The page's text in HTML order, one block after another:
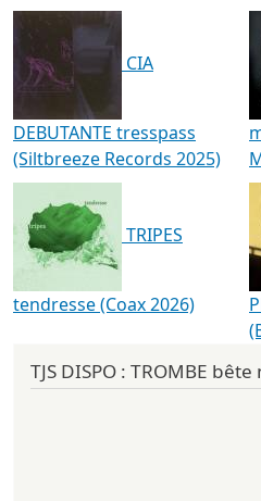
CIA
DEBUTANTE tresspass
(Siltbreeze Records 2025)
TRIPES
tendresse (Coax 2026)
TJS DISPO : TROMBE